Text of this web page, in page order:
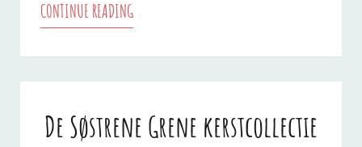
CONTINUE READINGEXCLUSIEF:
MAAK
De Søstrene Grene kerstcollectie